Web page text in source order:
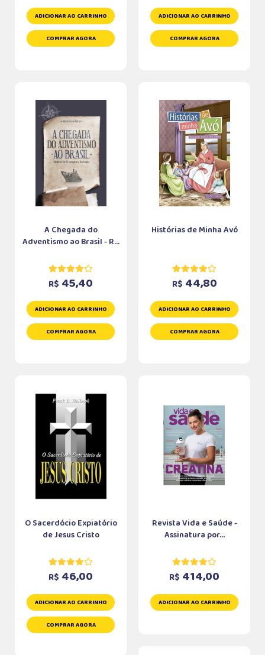
ADICIONAR AO CARRINHO
COMPRAR AGORA
ADICIONAR AO CARRINHO
COMPRAR AGORA
A Chegada do
Adventismo ao Brasil - R...
R$ 45,40
ADICIONAR AO CARRINHO
COMPRAR AGORA
Histórias de Minha Avó
R$ 44,80
ADICIONAR AO CARRINHO
COMPRAR AGORA
O Sacerdócio Expiatório
de Jesus Cristo
R$ 46,00
ADICIONAR AO CARRINHO
COMPRAR AGORA
Revista Vida e Saúde -
Assinatura por...
R$ 414,00
ADICIONAR AO CARRINHO